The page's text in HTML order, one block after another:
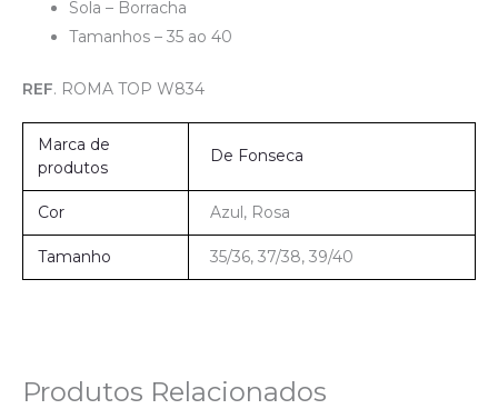
Sola – Borracha
Tamanhos – 35 ao 40
REF. ROMA TOP W834
Marca de
produtos
De Fonseca
Cor Azul, Rosa
Tamanho 35/36, 37/38, 39/40
Produtos Relacionados